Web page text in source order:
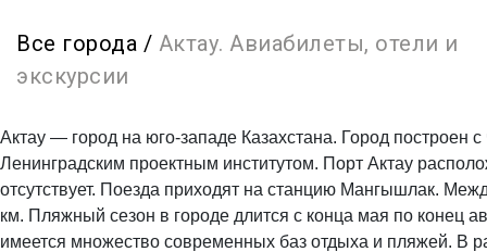
Все города / Актау. Авиабилеты, отели и
экскурсии
Актау — город на юго-западе Казахстана. Город построен
Ленинградским проектным институтом. Порт Актау
отсутствует. Поезда приходят на станцию Мангышлак.
км. Пляжный сезон в городе длится с конца мая по конец
имеется множество современных баз отдыха и пляжей. В